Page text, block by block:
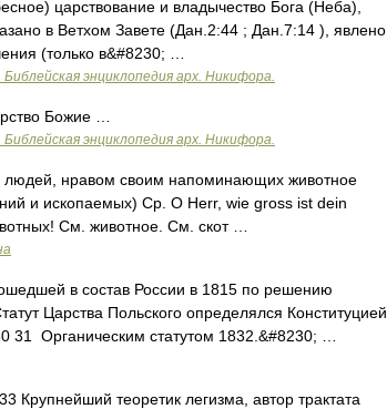
царствование и владычество Бога (Неба),
в Ветхом Завете (Дан.2:44 ; Дан.7:14 ), явлено
(только в&#8230; …
энциклопедия арх. Никифора.
Божие …
энциклопедия арх. Никифора.
нравом своим напоминающих животное
и ископаемых) Ср. O Herr, wie gross ist dein
См. животное. См. скот …
в состав России в 1815 по решению
Царства Польского определялся Конституцией
31 Органическим статутом 1832.&#8230; …
теоретик легизма, автор трактата